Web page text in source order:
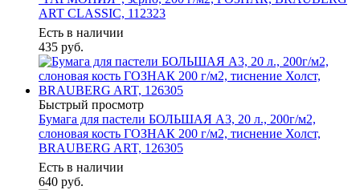
ART CLASSIC, 112323
Есть в наличии
435 руб.
Быстрый просмотр
Бумага для пастели БОЛЬШАЯ А3, 20 л., 200г/м2,
слоновая кость ГОЗНАК 200 г/м2, тиснение Холст,
BRAUBERG ART, 126305
Есть в наличии
640 руб.